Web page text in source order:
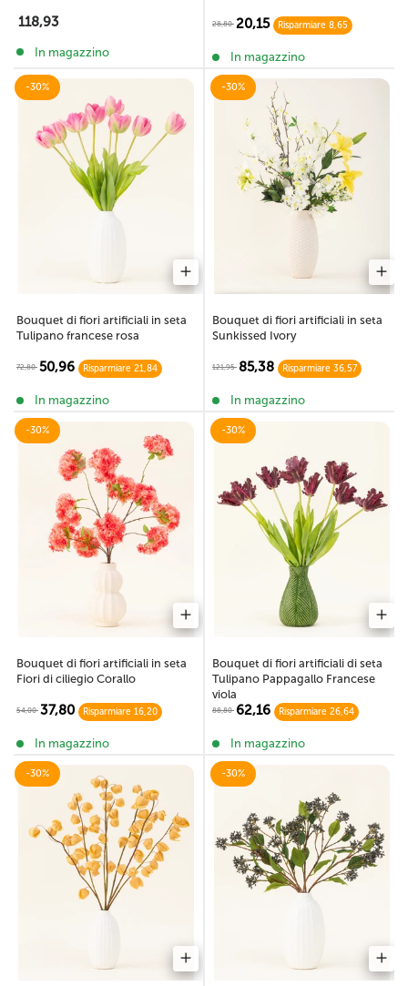
118,93
In magazzino
28,80 20,15 Risparmiare 8,65
In magazzino
-30%
Bouquet di fiori artificiali in seta
Tulipano francese rosa
72,80 50,96 Risparmiare 21,84
In magazzino
-30%
Bouquet di fiori artificiali in seta
Sunkissed Ivory
121,95 85,38 Risparmiare 36,57
In magazzino
-30%
Bouquet di fiori artificiali in seta
Fiori di ciliegio Corallo
54,00 37,80 Risparmiare 16,20
In magazzino
-30%
Bouquet di fiori artificiali di seta
Tulipano Pappagallo Francese
viola
88,80 62,16 Risparmiare 26,64
In magazzino
-30% -30%